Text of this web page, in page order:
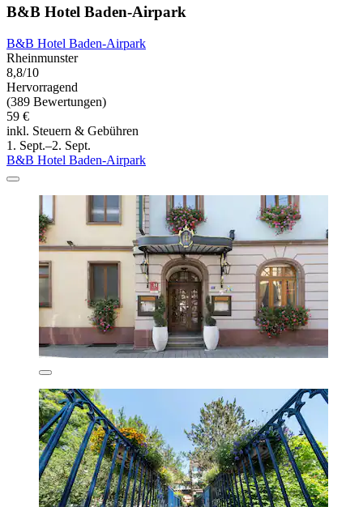
B&B Hotel Baden-Airpark
B&B Hotel Baden-Airpark
Rheinmunster
8,8/10
Hervorragend
(389 Bewertungen)
59 €
inkl. Steuern & Gebühren
1. Sept.–2. Sept.
B&B Hotel Baden-Airpark